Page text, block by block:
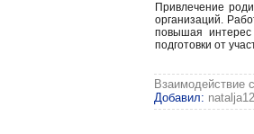
Привлечение
организаций.
повышая интерес
подготовки от
Взаимодействие
Добавил: